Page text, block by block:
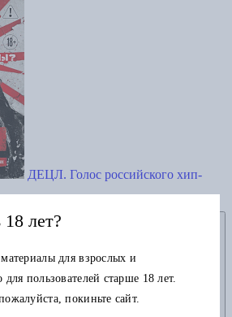
ДЕЦЛ. Голос российского хип-
в избранное
лет?
для взрослых и
для пользователей старше 18 лет.
покиньте сайт.